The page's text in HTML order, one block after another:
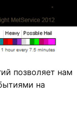
позволяет нам
на